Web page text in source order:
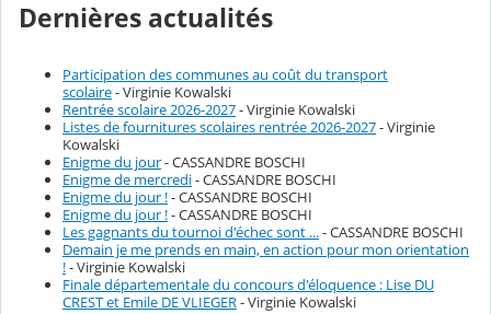
Dernières actualités
Participation des communes au coût du transport
scolaire- Virginie Kowalski
Rentrée scolaire 2026-2027- Virginie Kowalski
Listes de fournitures scolaires rentrée 2026-2027- Virginie
Kowalski
Enigme du jour- CASSANDRE BOSCHI
Enigme de mercredi- CASSANDRE BOSCHI
Enigme du jour !- CASSANDRE BOSCHI
Enigme du jour !- CASSANDRE BOSCHI
Les gagnants du tournoi d'échec sont ...- CASSANDRE BOSCHI
Demain je me prends en main, en action pour mon orientation
!- Virginie Kowalski
Finale départementale du concours d'éloquence : Lise DU
CREST et Emile DE VLIEGER- Virginie Kowalski